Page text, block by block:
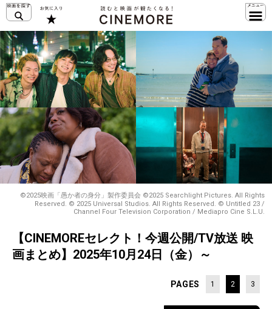
©️2025映画「愚か者の身分」製作委員会 ©2025 Searchlight Pictures. All Rights
Reserved. © 2025 Universal Studios. All Rights Reserved. © Untitled 23 /
Channel Four Television Corporation / Mediapro Cine S.L.U.
【CINEMOREセレクト！今週公開/TV放送 映
画まとめ】2025年10月24日（金）～
PAGES 1 2 3